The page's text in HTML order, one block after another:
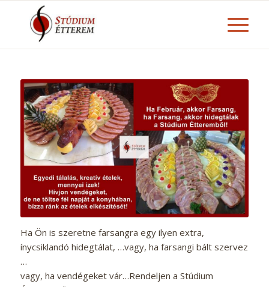
Ha Ön is szeretne farsangra egy ilyen extra,
ínycsiklandó hidegtálat, …vagy, ha farsangi bált szervez
…
vagy, ha vendégeket vár…Rendeljen a Stúdium